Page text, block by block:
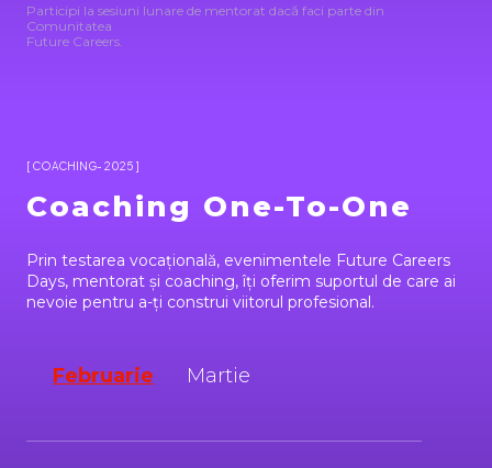
Participi la sesiuni lunare de mentorat dacă faci parte din
Comunitatea
Future Careers.
[ COACHING- 2025 ]
Coaching One-To-One
Prin testarea vocațională, evenimentele Future Careers
Days, mentorat și coaching, îți oferim suportul de care ai
nevoie pentru a-ți construi viitorul profesional.
Februarie Martie